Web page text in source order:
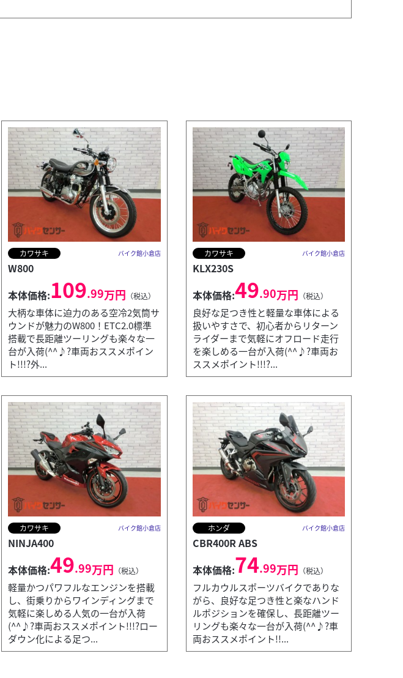
バイク館小倉店
カワサキ バイク館小倉店
W800
本体価格:109.99万円 （税込）
大柄な車体に迫力のある空冷2気筒サ
ウンドが魅力のW800！ETC2.0標準
搭載で長距離ツーリングも楽々な一
台が入荷(^^♪?車両おススメポイン
ト!!!?外...
カワサキ バイク館小倉店
KLX230S
本体価格:49.90万円 （税込）
良好な足つき性と軽量な車体による
扱いやすさで、初心者からリターン
ライダーまで気軽にオフロード走行
を楽しめる一台が入荷(^^♪?車両お
ススメポイント!!!?...
カワサキ バイク館小倉店
NINJA400
本体価格:49.99万円 （税込）
軽量かつパワフルなエンジンを搭載
し、街乗りからワインディングまで
気軽に楽しめる人気の一台が入荷
(^^♪?車両おススメポイント!!!?ロー
ダウン化による足つ...
ホンダ バイク館小倉店
CBR400R ABS
本体価格:74.99万円 （税込）
フルカウルスポーツバイクでありな
がら、良好な足つき性と楽なハンド
ルポジションを確保し、長距離ツー
リングも楽々な一台が入荷(^^♪?車
両おススメポイント!!...